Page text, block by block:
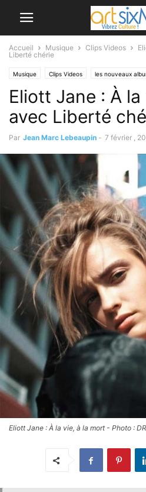
Accueil Musique Clips Videos
Liberté chérie
Musique Clips Videos les nouveaux
Eliott Jane : À
avec Liberté
Par Jean Marc Lebeaupin - 7 février ,
Eliott Jane : À la vie, à la mort - Photo : DR